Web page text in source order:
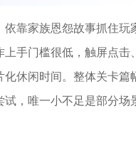
靠家族恩怨故事抓住玩
手门槛很低，触屏点击
休闲时间。整体关卡篇
，唯一小不足是部分场